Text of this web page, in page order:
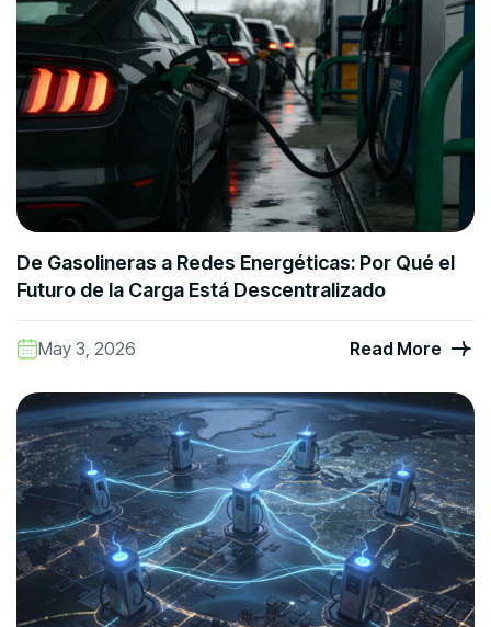
De Gasolineras a Redes Energéticas: Por Qué el
Futuro de la Carga Está Descentralizado
May 3, 2026 Read More